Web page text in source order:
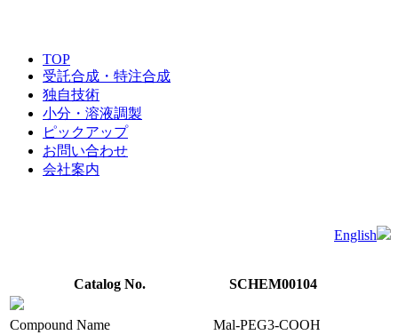
TOP
受託合成・特注合成
独自技術
小分・溶液調製
ピックアップ
お問い合わせ
会社案内
English
Catalog No. SCHEM00104
Compound Name
Mal-PEG3-COOH